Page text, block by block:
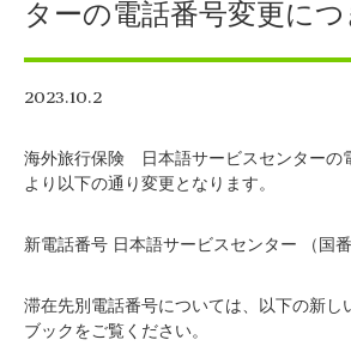
ターの電話番号変更に
2023.10.2
海外旅行保険 日本語サービスセンターの
より以下の通り変更となります。
新電話番号 日本語サービスセンター （国
滞在先別電話番号については、以下の新し
ブックをご覧ください。